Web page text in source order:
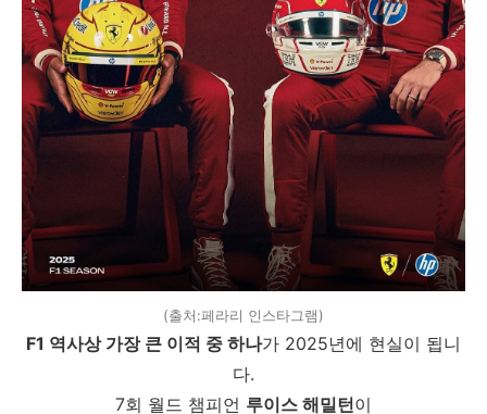
(출처:페라리 인스타그램)
F1 역사상 가장 큰 이적 중 하나가 2025년에 현실이 됩니
다.
7회 월드 챔피언 루이스 해밀턴이